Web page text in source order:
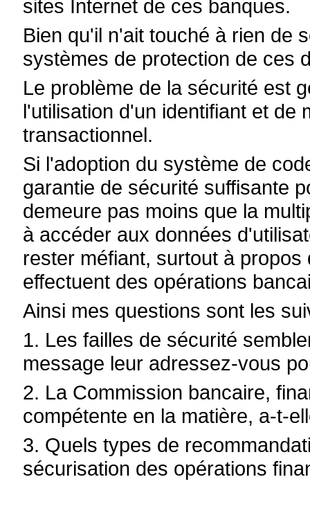
sites Internet de ces banques.
Bien qu'il n'ait touché à rien de
systèmes de protection de ces
Le problème de la sécurité est
l'utilisation d'un identifiant et de
transactionnel.
Si l'adoption du système de
garantie de sécurité suffisante
demeure pas moins que la
à accéder aux données
rester méfiant, surtout à
effectuent des opérations
Ainsi mes questions sont les
1. Les failles de sécurité
message leur adressez-vous
2. La Commission bancaire,
compétente en la matière, a-t-
3. Quels types de
sécurisation des opérations